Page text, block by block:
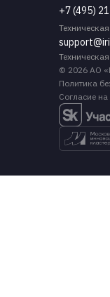
+7 (495)
© 2026 АО
Политика
Согласие